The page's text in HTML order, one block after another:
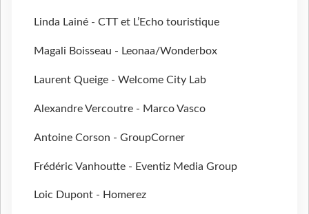
Linda Lainé - CTT et L’Echo touristique
Magali Boisseau - Leonaa/Wonderbox
Laurent Queige - Welcome City Lab
Alexandre Vercoutre - Marco Vasco
Antoine Corson - GroupCorner
Frédéric Vanhoutte - Eventiz Media Group
Loic Dupont - Homerez